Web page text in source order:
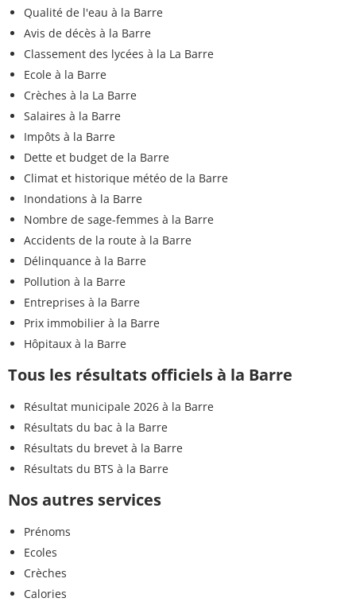
Qualité de l'eau à la Barre
Avis de décès à la Barre
Classement des lycées à la La Barre
Ecole à la Barre
Crèches à la La Barre
Salaires à la Barre
Impôts à la Barre
Dette et budget de la Barre
Climat et historique météo de la Barre
Inondations à la Barre
Nombre de sage-femmes à la Barre
Accidents de la route à la Barre
Délinquance à la Barre
Pollution à la Barre
Entreprises à la Barre
Prix immobilier à la Barre
Hôpitaux à la Barre
Tous les résultats officiels à la Barre
Résultat municipale 2026 à la Barre
Résultats du bac à la Barre
Résultats du brevet à la Barre
Résultats du BTS à la Barre
Nos autres services
Prénoms
Ecoles
Crèches
Calories